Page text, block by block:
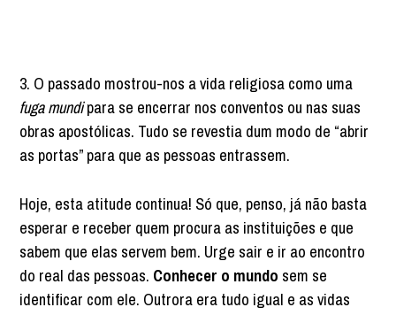
3. O passado mostrou-nos a vida religiosa como uma
fuga mundipara se encerrar nos conventos ou nas suas
obras apostólicas. Tudo se revestia dum modo de “abrir
as portas” para que as pessoas entrassem.
Hoje, esta atitude continua! Só que, penso, já não basta
esperar e receber quem procura as instituições e que
sabem que elas servem bem. Urge sair e ir ao encontro
do real das pessoas. Conhecer o mundo sem se
identificar com ele. Outrora era tudo igual e as vidas